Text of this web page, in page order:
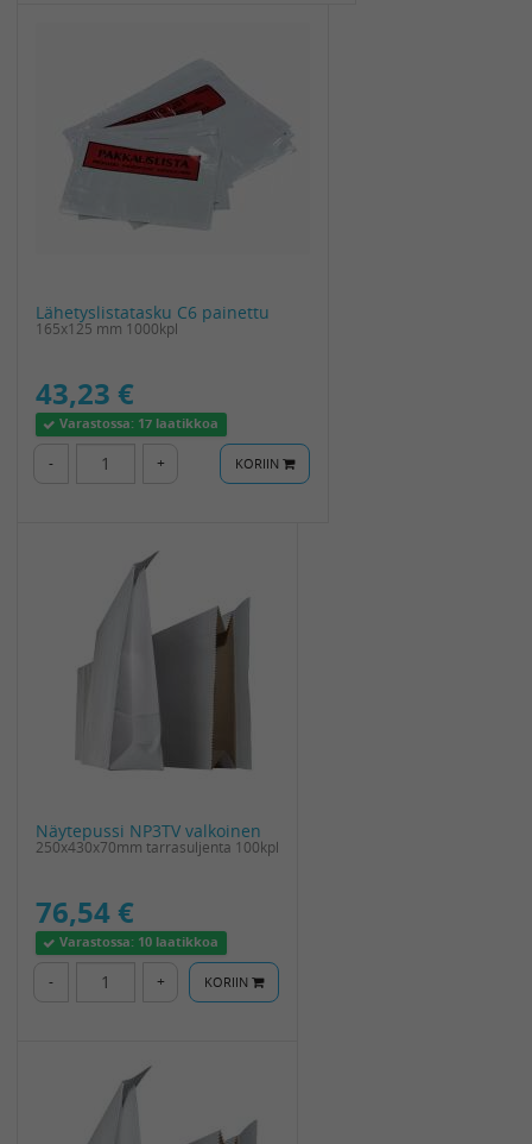
Lähetyslistatasku C6 painettu
165x125 mm 1000kpl
43,23 €
Varastossa: 17 laatikkoa
- + KORIIN
Näytepussi NP3TV valkoinen
250x430x70mm tarrasuljenta 100kpl
76,54 €
Varastossa: 10 laatikkoa
- + KORIIN